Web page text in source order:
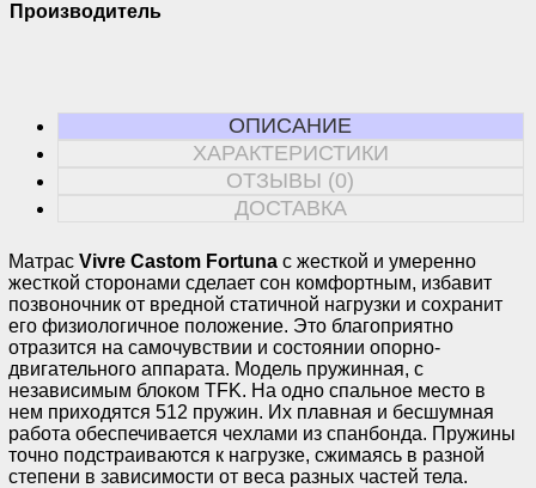
Производитель
ОПИСАНИЕ
ХАРАКТЕРИСТИКИ
ОТЗЫВЫ (0)
ДОСТАВКА
Матрас Vivre Castom Fortuna с жесткой и умеренно
жесткой сторонами сделает сон комфортным, избавит
позвоночник от вредной статичной нагрузки и сохранит
его физиологичное положение. Это благоприятно
отразится на самочувствии и состоянии опорно-
двигательного аппарата. Модель пружинная, с
независимым блоком TFK. На одно спальное место в
нем приходятся 512 пружин. Их плавная и бесшумная
работа обеспечивается чехлами из спанбонда. Пружины
точно подстраиваются к нагрузке, сжимаясь в разной
степени в зависимости от веса разных частей тела.